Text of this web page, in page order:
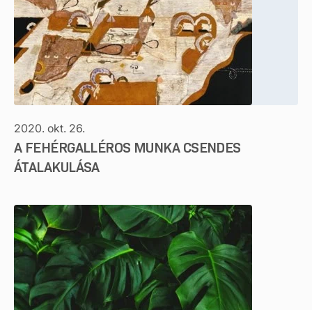
2020. okt. 26.
A FEHÉRGALLÉROS MUNKA CSENDES
ÁTALAKULÁSA